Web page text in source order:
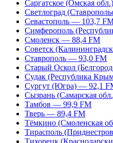
Саргатское (Омская
Светлоград
Севастополь — 103,7
Симферополь
Смоленск — 88,4 FM
Советск
Ставрополь — 93,0 FM
Старый Оскол
Судак (Республика
Сургут (Югра) — 92,1
Сызрань (Самарская
Тамбов — 99,9 FM
Тверь — 89,4 FM
Тёмкино (Смоленская
Тирасполь
Тихорецк